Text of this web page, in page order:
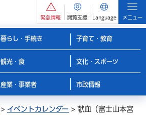
緊急情報 閲覧支援 Language メニュー
暮らし・手続き 子育て・教育
観光・食 文化・スポーツ
産業・事業者 市政情報
> イベントカレンダー > 献血（富士山本宮